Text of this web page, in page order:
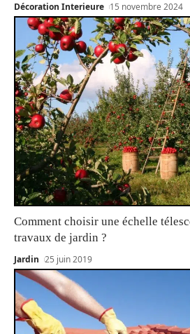
Décoration Interieure 15 novembre 2024
Comment choisir une échelle
travaux de jardin ?
Jardin 25 juin 2019